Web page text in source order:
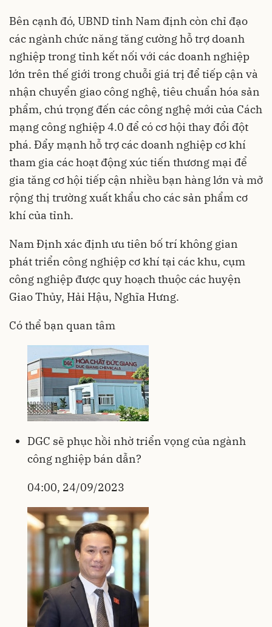
Bên cạnh đó, UBND tỉnh Nam định còn chỉ đạo
các ngành chức năng tăng cường hỗ trợ doanh
nghiệp trong tỉnh kết nối với các doanh nghiệp
lớn trên thế giới trong chuỗi giá trị để tiếp cận và
nhận chuyển giao công nghệ, tiêu chuẩn hóa sản
phẩm, chú trọng đến các công nghệ mới của Cách
mạng công nghiệp 4.0 để có cơ hội thay đổi đột
phá. Đẩy mạnh hỗ trợ các doanh nghiệp cơ khí
tham gia các hoạt động xúc tiến thương mại để
gia tăng cơ hội tiếp cận nhiều bạn hàng lớn và mở
rộng thị trường xuất khẩu cho các sản phẩm cơ
khí của tỉnh.
Nam Định xác định ưu tiên bố trí không gian
phát triển công nghiệp cơ khí tại các khu, cụm
công nghiệp được quy hoạch thuộc các huyện
Giao Thủy, Hải Hậu, Nghĩa Hưng.
Có thể bạn quan tâm
DGC sẽ phục hồi nhờ triển vọng của ngành
công nghiệp bán dẫn?
04:00, 24/09/2023